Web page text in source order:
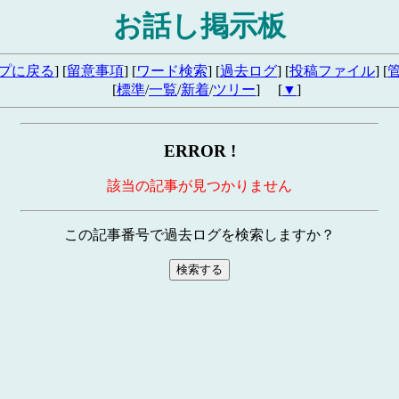
お話し掲示板
に戻る] [留意事項] [ワード検索] [過去ログ] [投稿ファイル] [
[標準/一覧/新着/ツリー] [▼]
ERROR !
該当の記事が見つかりません
この記事番号で過去ログを検索しますか？